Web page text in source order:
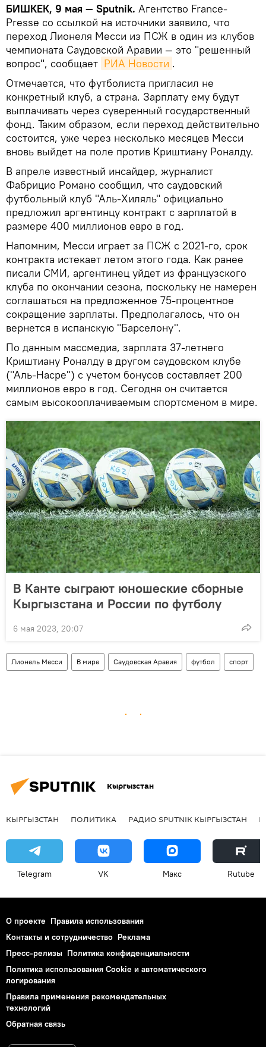
БИШКЕК, 9 мая — Sputnik. Агентство France-
Presse со ссылкой на источники заявило, что
переход Лионеля Месси из ПСЖ в один из клубов
чемпионата Саудовской Аравии — это "решенный
вопрос", сообщает РИА Новости .
Отмечается, что футболиста пригласил не
конкретный клуб, а страна. Зарплату ему будут
выплачивать через суверенный государственный
фонд. Таким образом, если переход действительно
состоится, уже через несколько месяцев Месси
вновь выйдет на поле против Криштиану Роналду.
В апреле известный инсайдер, журналист
Фабрицио Романо сообщил, что саудовский
футбольный клуб "Аль-Хиляль" официально
предложил аргентинцу контракт с зарплатой в
размере 400 миллионов евро в год.
Напомним, Месси играет за ПСЖ с 2021-го, срок
контракта истекает летом этого года. Как ранее
писали СМИ, аргентинец уйдет из французского
клуба по окончании сезона, поскольку не намерен
соглашаться на предложенное 75-процентное
сокращение зарплаты. Предполагалось, что он
вернется в испанскую "Барселону".
По данным массмедиа, зарплата 37-летнего
Криштиану Роналду в другом саудовском клубе
("Аль-Насре") с учетом бонусов составляет 200
миллионов евро в год. Сегодня он считается
самым высокооплачиваемым спортсменом в мире.
В Канте сыграют юношеские сборные
Кыргызстана и России по футболу
6 мая 2023, 20:07
Лионель Месси В мире Саудовская Аравия футбол спорт
Кыргызстан
КЫРГЫЗСТАН ПОЛИТИКА РАДИО SPUTNIK КЫРГЫЗСТАН
Telegram VK Макс Rutube
О проекте Правила использования
Контакты и сотрудничество Реклама
Пресс-релизы Политика конфиденциальности
Политика использования Cookie и автоматического
логирования
Правила применения рекомендательных
технологий
Обратная связь